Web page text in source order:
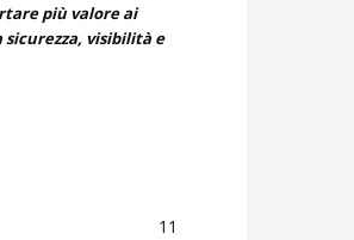
più valore ai
visibilità e
11